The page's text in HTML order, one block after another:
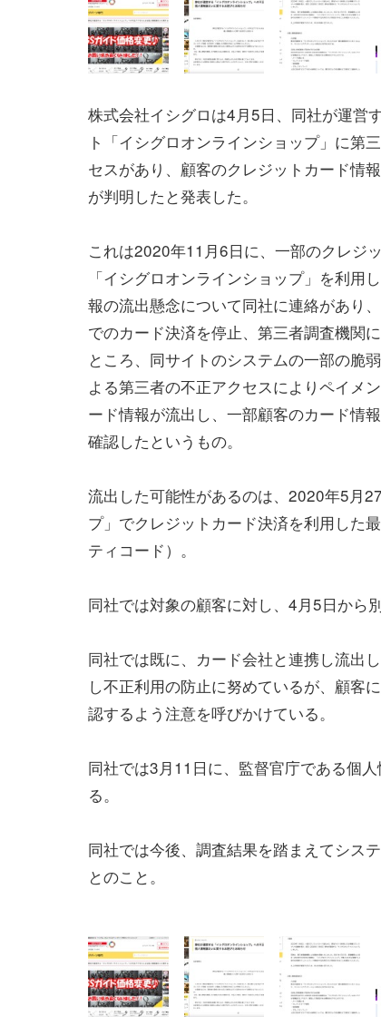
株式会社イシグロは4月5日、同社が運営
ト「イシグロオンラインショップ」に第
セスがあり、顧客のクレジットカード情
が判明したと発表した。
これは2020年11月6日に、一部のクレジ
「イシグロオンラインショップ」を利用
報の流出懸念について同社に連絡があり
でのカード決済を停止、第三者調査機関
ところ、同サイトのシステムの一部の脆
よる第三者の不正アクセスによりペイメ
ード情報が流出し、一部顧客のカード情
確認したというもの。
流出した可能性があるのは、2020年5月
プ」でクレジットカード決済を利用した
ティコード）。
同社では対象の顧客に対し、4月5日から
同社では既に、カード会社と連携し流出
し不正利用の防止に努めているが、顧客
認するよう注意を呼びかけている。
同社では3月11日に、監督官庁である個
る。
同社では今後、調査結果を踏まえてシス
とのこと。